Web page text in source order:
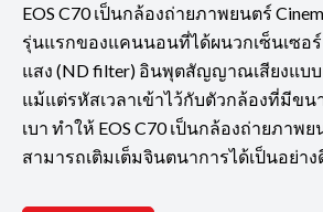
EOS C70 เป็นกล้องถ่ายภาพยนตร์
รุ่นแรกของแคนนอนที่ได้ผนวกเซ็นเซอร์
แสง (ND filter) อินพุตสัญญาณเสียงแบบ
แม้แต่รหัสเวลาเข้าไว้กับตัวกล้องที่มีข
เบา ทำให้ EOS C70 เป็นกล้องถ่ายภาพ
สามารถเติมเต็มจินตนาการได้เป็นอย่าง